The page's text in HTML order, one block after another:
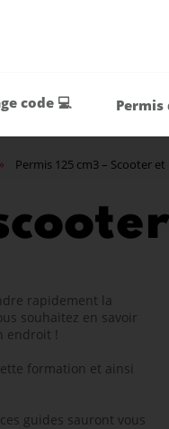
code 💻 Permis
» Permis 125 cm3 – Scooter
rapidement la
souhaitez en savoir
endroit !
formation et ainsi
guides sauront vous